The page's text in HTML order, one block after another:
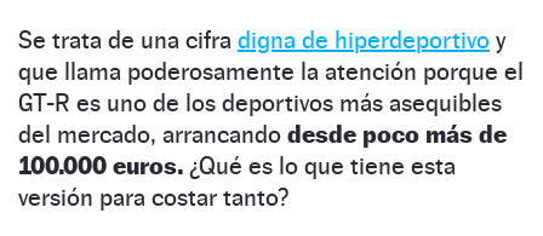
Se trata de una cifra digna de hiperdeportivo y
que llama poderosamente la atención porque el
GT-R es uno de los deportivos más asequibles
del mercado, arrancando desde poco más de
100.000 euros. ¿Qué es lo que tiene esta
versión para costar tanto?